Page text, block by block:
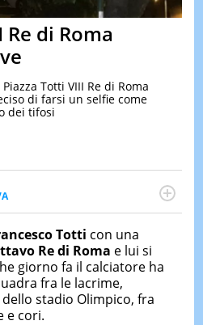
&
TEST
LE
DI
IERI
Re di Roma
Totti VIII Re di Roma
di farsi un selfie come
dei tifosi
di Italiaonline dedicato a
soprattutto per la GenZ, molto
cerca di notizie originali. Dalle
ai fatti più strani alle
mille storie da scoprire ogni
Totti con una
Re di Roma e lui si
giorno fa il calciatore ha
fra le lacrime,
stadio Olimpico, fra
e cori.